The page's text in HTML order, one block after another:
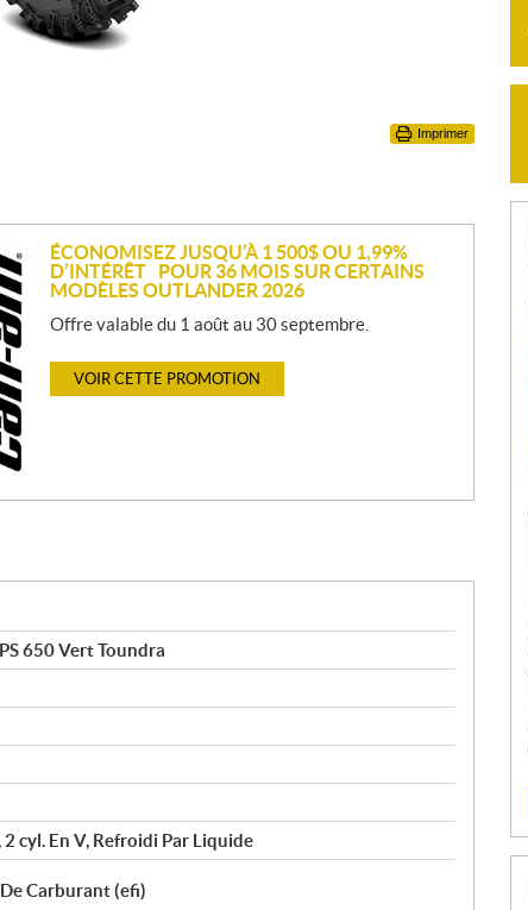
Imprimer
ÉCONOMISEZ JUSQU’À 1 500$ OU 1,99%
D’INTÉRÊT POUR 36 MOIS SUR CERTAINS
MODÈLES OUTLANDER 2026
Offre valable du 1 août au 30 septembre.
VOIR CETTE PROMOTION
650 Vert Toundra
cyl. En V, Refroidi Par Liquide
Carburant (efi)